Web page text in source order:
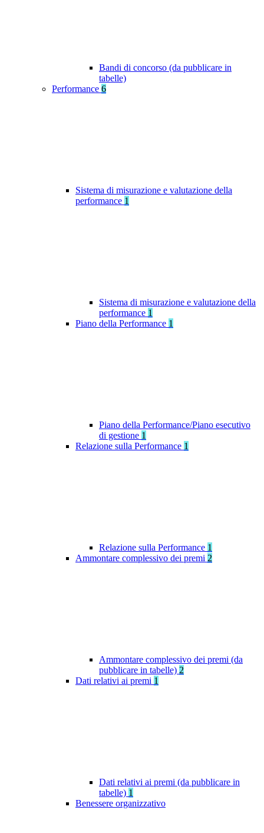
Bandi di concorso (da pubblicare in
tabelle)
Performance 6
Sistema di misurazione e valutazione della
performance 1
Sistema di misurazione e valutazione della
performance 1
Piano della Performance 1
Piano della Performance/Piano esecutivo
di gestione 1
Relazione sulla Performance 1
Relazione sulla Performance 1
Ammontare complessivo dei premi 2
Ammontare complessivo dei premi (da
pubblicare in tabelle) 2
Dati relativi ai premi 1
Dati relativi ai premi (da pubblicare in
tabelle) 1
Benessere organizzativo